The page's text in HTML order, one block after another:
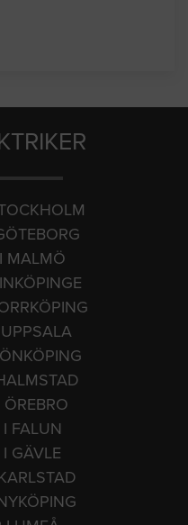
MALMÖ
UPPSALA
ÖREBRO
I FALUN
I GÄVLE